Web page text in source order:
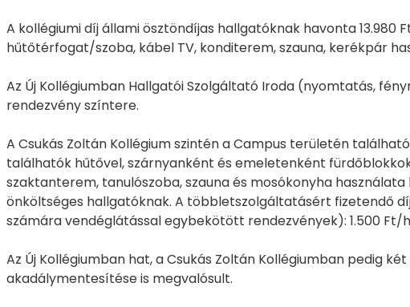
A kollégiumi díj állami ösztöndíjas hallgatóknak havonta
hűtőtérfogat/szoba, kábel TV, konditerem, szauna, kerékpár
Az Új Kollégiumban Hallgatói Szolgáltató Iroda (nyomtatás,
rendezvény színtere.
A Csukás Zoltán Kollégium szintén a Campus területén
találhatók hűtővel, szárnyanként és emeletenként
szaktanterem, tanulószoba, szauna és mosókonyha
önköltséges hallgatóknak. A többletszolgáltatásért fizetendő
számára vendéglátással egybekötött rendezvények): 1.500 Ft/
Az Új Kollégiumban hat, a Csukás Zoltán Kollégiumban pedig
akadálymentesítése is megvalósult.